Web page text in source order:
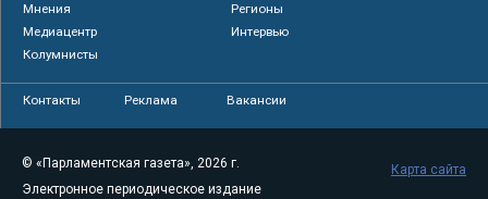
Мнения
Регионы
Медиацентр
Интервью
Колумнисты
Контакты Реклама Вакансии
© «Парламентская газета», 2026 г.
Электронное периодическое издание
Карта сайта